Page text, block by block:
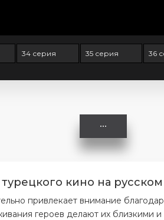
34 серия 35 серия 36
кино на
привлекает внимание
героев делают их близкими и